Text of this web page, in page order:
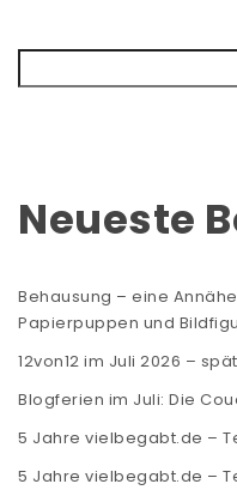
Neueste
Behausung – eine
Papierpuppen und
12von12 im Juli 2026 –
Blogferien im Juli: Die
5 Jahre vielbegabt.de –
5 Jahre vielbegabt.de –